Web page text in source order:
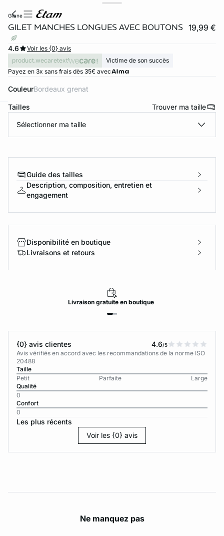
gilane
GILET MANCHES LONGUES AVEC BOUTONS 19,99 €
4.6
Voir les {0} avis
product.wecaretext
Victime de son succès
Payez en 3x sans frais dès 35€ avec
Couleur bordeaux grenat
Tailles Trouver ma taille
Sélectionner ma taille
Guide des tailles
Description, composition, entretien et
engagement
Disponibilité en boutique
Livraisons et retours
Livraisongratuiteen boutique
{0} avis clientes 4.6/5
Avis vérifiés en accord avec les recommandations de la norme ISO
20488
Taille
Petit
Parfaite
Large
Qualité
0
Confort
0
Les plus récents
Voir les {0} avis
Ne manquez pas